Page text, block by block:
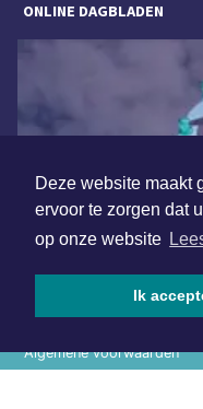
Deze website maakt
ervoor te zorgen dat
op onze website
Ik
ONLINE DAGBLADEN
Overige dagbladen in
Algemene voorwaarden